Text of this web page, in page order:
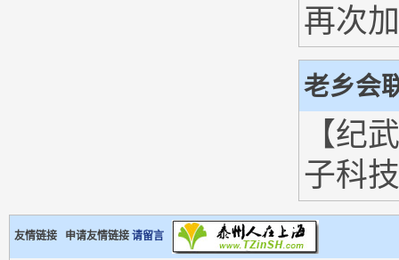
再次
老乡会
【纪
子科
友情链接 申请友情链接 请留言